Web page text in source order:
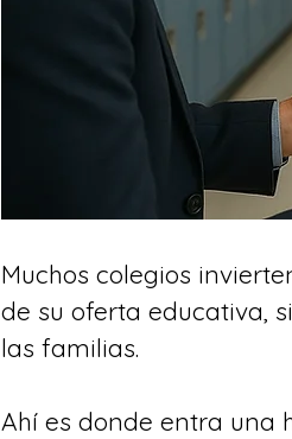
Muchos colegios
de su oferta educativa,
las familias.
Ahí es donde entra una